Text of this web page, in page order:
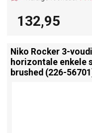
132,95
Niko Rocker 3-
horizontale enkele
brushed (226-